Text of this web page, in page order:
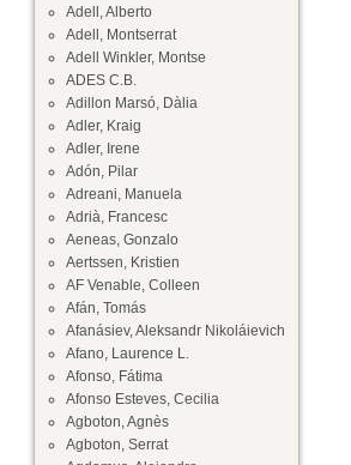
Adell, Alberto
Adell, Montserrat
Adell Winkler, Montse
ADES C.B.
Adillon Marsó, Dàlia
Adler, Kraig
Adler, Irene
Adón, Pilar
Adreani, Manuela
Adrià, Francesc
Aeneas, Gonzalo
Aertssen, Kristien
AF Venable, Colleen
Afán, Tomás
Afanásiev, Aleksandr Nikoláievich
Afano, Laurence L.
Afonso, Fátima
Afonso Esteves, Cecilia
Agboton, Agnès
Agboton, Serrat